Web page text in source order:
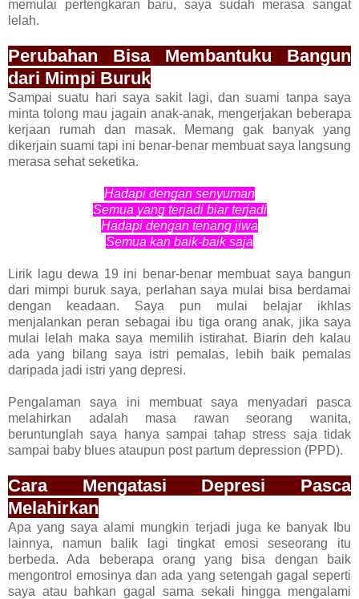
memulai pertengkaran baru, saya sudah merasa sangat
lelah.
Perubahan Bisa Membantuku Bangun
dari Mimpi Buruk
Sampai suatu hari saya sakit lagi, dan suami tanpa saya
minta tolong mau jagain anak-anak, mengerjakan beberapa
kerjaan rumah dan masak. Memang gak banyak yang
dikerjain suami tapi ini benar-benar membuat saya langsung
merasa sehat seketika.
Hadapi dengan senyuman
Semua yang terjadi biar terjadi
Hadapi dengan tenang jiwa
Semua kan baik-baik saja
Lirik lagu dewa 19 ini benar-benar membuat saya bangun
dari mimpi buruk saya, perlahan saya mulai bisa berdamai
dengan keadaan. Saya pun mulai belajar ikhlas
menjalankan peran sebagai ibu tiga orang anak, jika saya
mulai lelah maka saya memilih istirahat. Biarin deh kalau
ada yang bilang saya istri pemalas, lebih baik pemalas
daripada jadi istri yang depresi.
Pengalaman saya ini membuat saya menyadari pasca
melahirkan adalah masa rawan seorang wanita,
beruntunglah saya hanya sampai tahap stress saja tidak
sampai baby blues ataupun post partum depression (PPD).
Cara Mengatasi Depresi Pasca
Melahirkan
Apa yang saya alami mungkin terjadi juga ke banyak Ibu
lainnya, namun balik lagi tingkat emosi seseorang itu
berbeda. Ada beberapa orang yang bisa dengan baik
mengontrol emosinya dan ada yang setengah gagal seperti
saya atau bahkan gagal sama sekali hingga mengalami